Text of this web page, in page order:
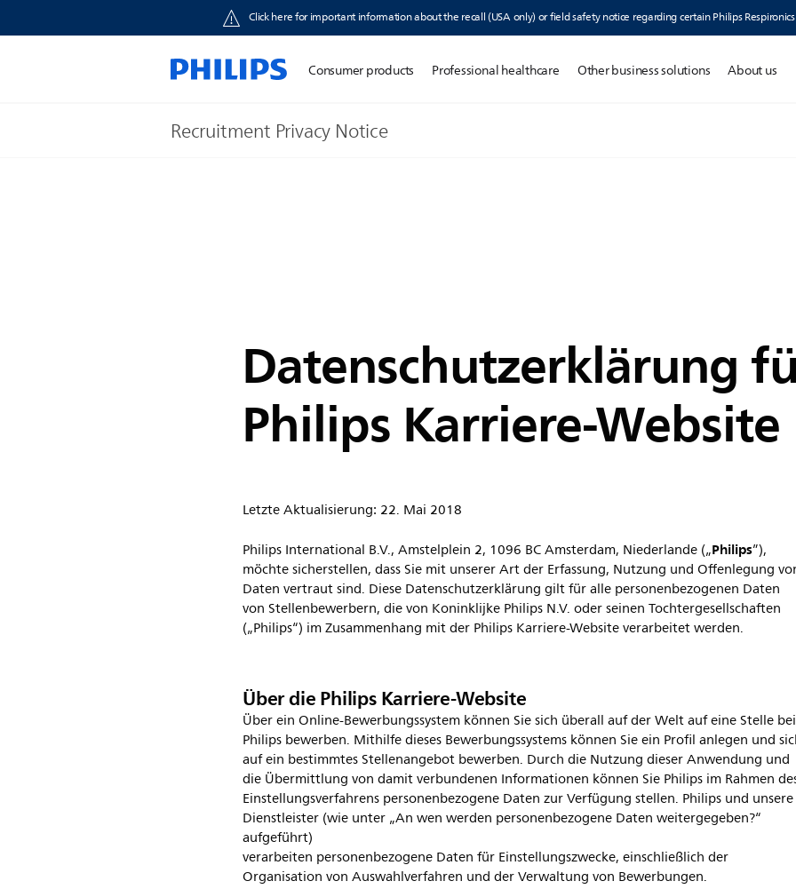
Click here for important information about the recall (USA only) or field safety notice regarding certain Philips
Consumer products Professional healthcare Other business solutions About us
Recruitment Privacy Notice
Datenschutzerklärung
Philips Karriere-Website
Letzte Aktualisierung: 22. Mai 2018
Philips International B.V., Amstelplein 2, 1096 BC Amsterdam, Niederlande („Philips”),
möchte sicherstellen, dass Sie mit unserer Art der Erfassung, Nutzung und Offenlegung
Daten vertraut sind. Diese Datenschutzerklärung gilt für alle personenbezogenen Daten
von Stellenbewerbern, die von Koninklijke Philips N.V. oder seinen Tochtergesellschaften
(„Philips“) im Zusammenhang mit der Philips Karriere-Website verarbeitet werden.
Über die Philips Karriere-Website
Über ein Online-Bewerbungssystem können Sie sich überall auf der Welt auf eine Stelle bei
Philips bewerben. Mithilfe dieses Bewerbungssystems können Sie ein Profil anlegen und
auf ein bestimmtes Stellenangebot bewerben. Durch die Nutzung dieser Anwendung und
die Übermittlung von damit verbundenen Informationen können Sie Philips im Rahmen
Einstellungsverfahrens personenbezogene Daten zur Verfügung stellen. Philips und unsere
Dienstleister (wie unter „An wen werden personenbezogene Daten weitergegeben?“
aufgeführt)
verarbeiten personenbezogene Daten für Einstellungszwecke, einschließlich der
Organisation von Auswahlverfahren und der Verwaltung von Bewerbungen.